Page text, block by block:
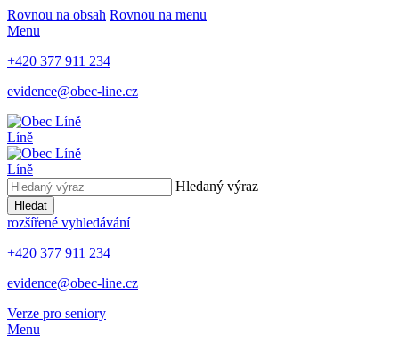
Rovnou na obsah Rovnou na menu
Menu
+420 377 911 234
evidence@obec-line.cz
Líně
Líně
Hledaný výraz
Hledat
rozšířené vyhledávání
+420 377 911 234
evidence@obec-line.cz
Verze pro seniory
Menu